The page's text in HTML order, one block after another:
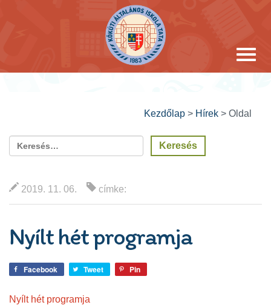
Kezdőlap > Hírek > Oldal
2019. 11. 06. címke:
Nyílt hét programja
Facebook Tweet Pin
Nyílt hét programja